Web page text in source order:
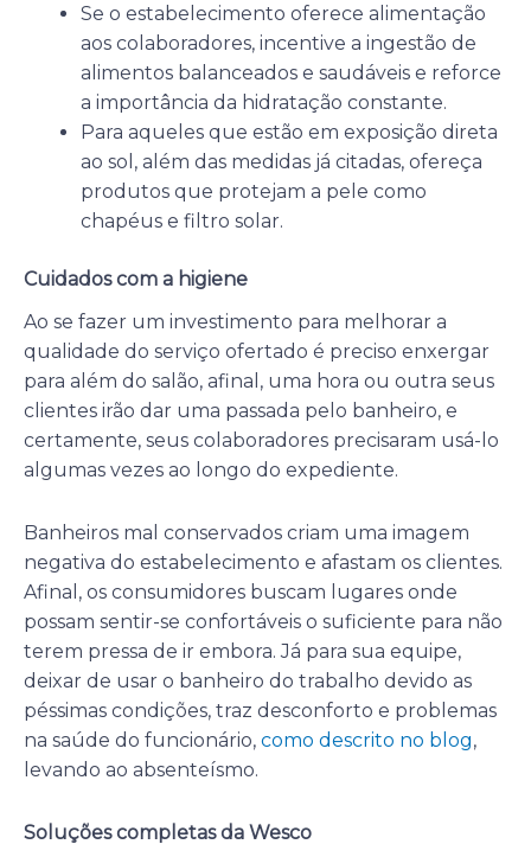
Se o estabelecimento oferece alimentação
aos colaboradores, incentive a ingestão de
alimentos balanceados e saudáveis e reforce
a importância da hidratação constante.
Para aqueles que estão em exposição direta
ao sol, além das medidas já citadas, ofereça
produtos que protejam a pele como
chapéus e filtro solar.
Cuidados com a higiene
Ao se fazer um investimento para melhorar a
qualidade do serviço ofertado é preciso enxergar
para além do salão, afinal, uma hora ou outra seus
clientes irão dar uma passada pelo banheiro, e
certamente, seus colaboradores precisaram usá-lo
algumas vezes ao longo do expediente.
Banheiros mal conservados criam uma imagem
negativa do estabelecimento e afastam os clientes.
Afinal, os consumidores buscam lugares onde
possam sentir-se confortáveis o suficiente para não
terem pressa de ir embora. Já para sua equipe,
deixar de usar o banheiro do trabalho devido as
péssimas condições, traz desconforto e problemas
na saúde do funcionário, como descrito no blog,
levando ao absenteísmo.
Soluções completas da Wesco